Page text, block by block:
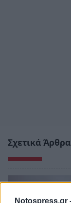
Notospress.gr
Σχετικά Άρθρα